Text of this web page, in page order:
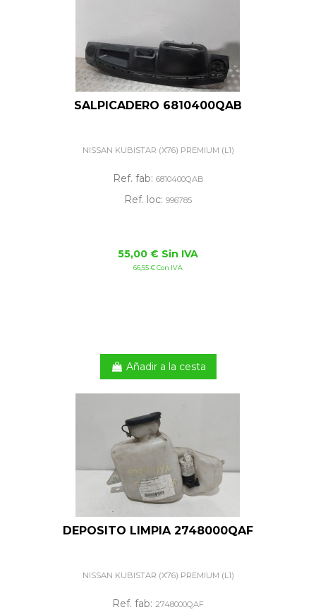
SALPICADERO 6810400QAB
NISSAN KUBISTAR (X76) PREMIUM (L1)
Ref. fab: 6810400QAB
Ref. loc: 996785
55,00 € Sin IVA
66,55 € Con IVA
Añadir a la cesta
DEPOSITO LIMPIA 2748000QAF
NISSAN KUBISTAR (X76) PREMIUM (L1)
Ref. fab: 2748000QAF